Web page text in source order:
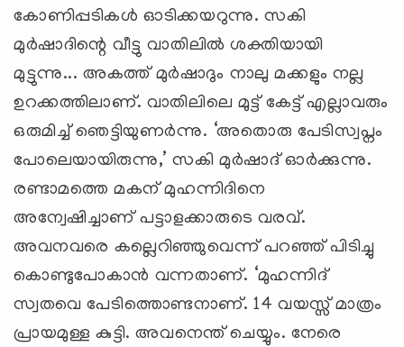
കോണിപ്പടികള്‍ ഓടിക്കയറുന്നു. സകി
മുര്‍ഷാദിന്റെ വീട്ടു വാതിലില്‍ ശക്തിയായി
മുട്ടുന്നു... അകത്ത് മുര്‍ഷാദും നാലു മക്കളും നല്ല
ഉറക്കത്തിലാണ്. വാതിലിലെ മുട്ട് കേട്ട് എല്ലാവരും
ഒരുമിച്ച് ഞെട്ടിയുണര്‍ന്നു. ‘അതൊരു പേടിസ്വപ്നം
പോലെയായിരുന്നു,’ സകി മുര്‍ഷാദ് ഓര്‍ക്കുന്നു.
രണ്ടാമത്തെ മകന്‌ മുഹന്നിദിനെ
അന്വേഷിച്ചാണ് പട്ടാളക്കാരുടെ വരവ്.
അവനവരെ കല്ലെറിഞ്ഞുവെന്ന് പറഞ്ഞ് പിടിച്ചു
കൊണ്ടുപോകാന്‍ വന്നതാണ്. ‘മുഹന്നിദ്
സ്വതവെ പേടിത്തൊണ്ടനാണ്. 14 വയസ്സ് മാത്രം
പ്രായമുള്ള കുട്ടി. അവനെന്ത് ചെയ്യും. നേരെ